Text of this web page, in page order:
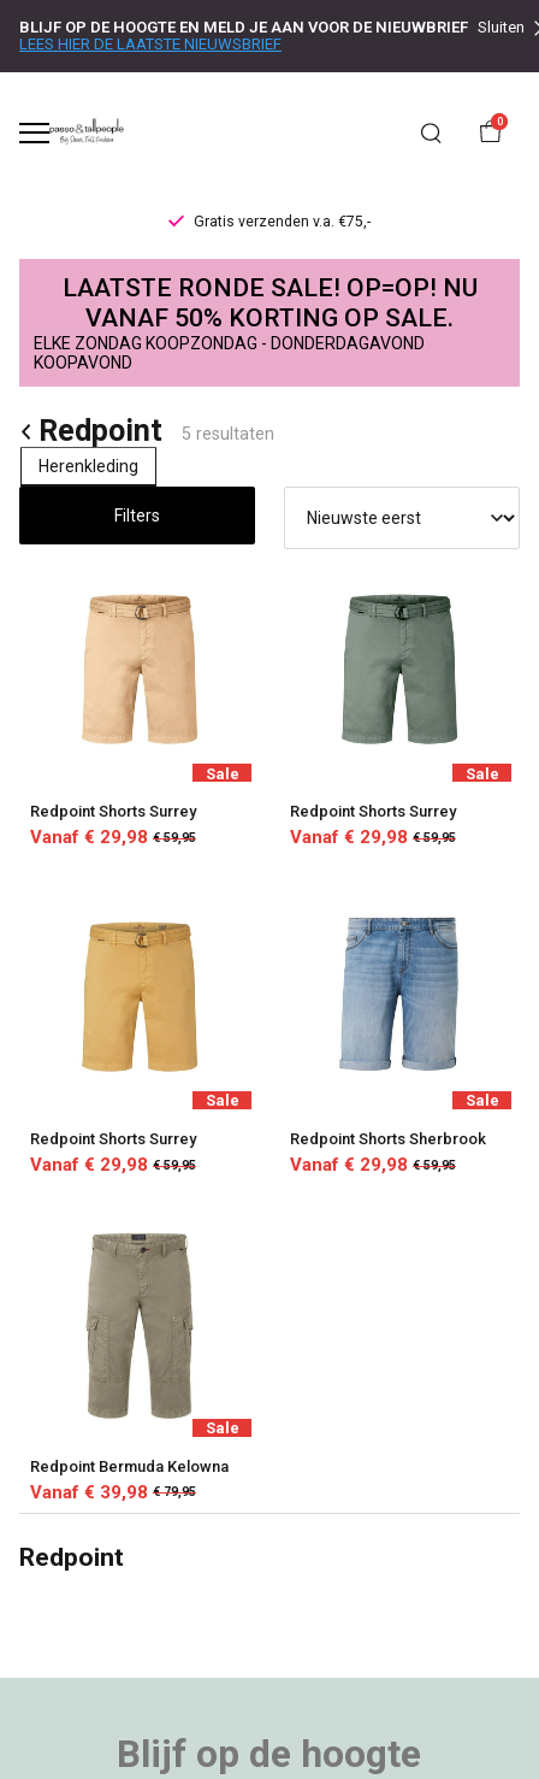
BLIJF OP DE HOOGTE EN MELD JE AAN VOOR DE NIEUWBRIEF
LEES HIER DE LAATSTE NIEUWSBRIEF
Sluiten
0
Gratis verzenden v.a. €75,-
Redpoint
Passo
LAATSTE RONDE SALE! OP=OP! NU
VANAF 50% KORTING OP SALE.
ELKE ZONDAG KOOPZONDAG - DONDERDAGAVOND
KOOPAVOND
Redpoint
5 resultaten
Herenkleding
Filters
Sale
Redpoint Shorts Surrey
Vanaf € 29,98 € 59,95
Sale
Redpoint Shorts Surrey
Vanaf € 29,98 € 59,95
Sale
Redpoint Shorts Surrey
Vanaf € 29,98 € 59,95
Sale
Redpoint Shorts Sherbrook
Vanaf € 29,98 € 59,95
Sale
Redpoint Bermuda Kelowna
Vanaf € 39,98 € 79,95
Redpoint
Blijf op de hoogte